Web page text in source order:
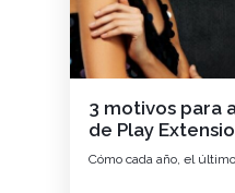
3 motivos para
de Play
Cómo cada año, el